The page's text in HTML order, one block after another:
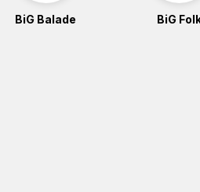
BiG Balade BiG